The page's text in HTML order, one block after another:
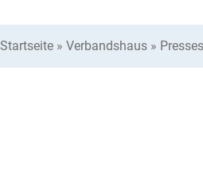
Startseite » Verbandshaus »